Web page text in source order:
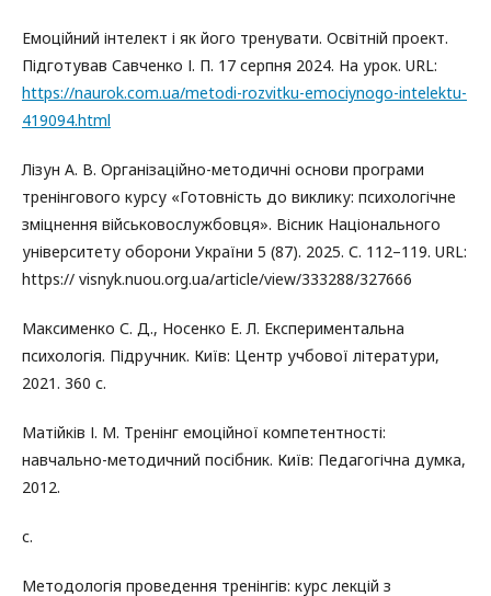
Емоційний інтелект і як його тренувати. Освітній проект.
Підготував Савченко І. П. 17 серпня 2024. На урок. URL:
https://naurok.com.ua/metodi-rozvitku-emociynogo-intelektu-
419094.html
Лізун А. В. Організаційно-методичні основи програми
тренінгового курсу «Готовність до виклику: психологічне
зміцнення військовослужбовця». Вісник Національного
університету оборони України 5 (87). 2025. С. 112–119. URL:
https:// visnyk.nuou.org.ua/article/view/333288/327666
Максименко С. Д., Носенко Е. Л. Експериментальна
психологія. Підручник. Київ: Центр учбової літератури,
2021. 360 с.
Матійків І. М. Тренінг емоційної компетентності:
навчально-методичний посібник. Київ: Педагогічна думка,
2012.
с.
Методологія проведення тренінгів: курс лекцій з